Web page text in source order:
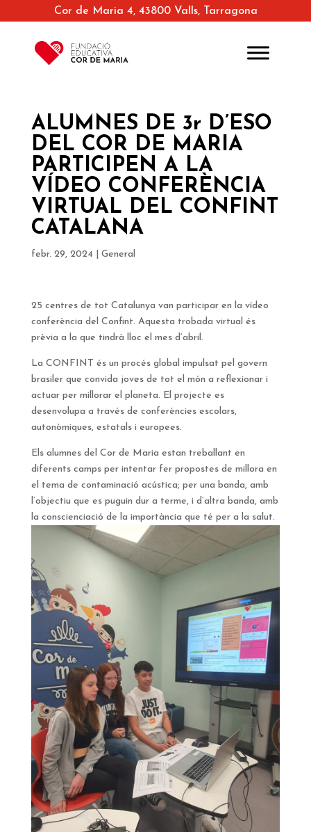
Cor de Maria 4, 43800 Valls, Tarragona
ALUMNES DE 3r D’ESO
DEL COR DE MARIA
PARTICIPEN A LA
VÍDEO CONFERÈNCIA
VIRTUAL DEL CONFINT
CATALANA
febr. 29, 2024| General
25 centres de tot Catalunya van participar en la vídeo
conferència del Confint. Aquesta trobada virtual és
prèvia a la que tindrà lloc el mes d’abril.
La CONFINT és un procés global impulsat pel govern
brasiler que convida joves de tot el món a reflexionar i
actuar per millorar el planeta. El projecte es
desenvolupa a través de conferències escolars,
autonòmiques, estatals i europees.
Els alumnes del Cor de Maria estan treballant en
diferents camps per intentar fer propostes de millora en
el tema de contaminació acústica; per una banda, amb
l’objectiu que es puguin dur a terme, i d’altra banda, amb
la conscienciació de la importància que té per a la salut.